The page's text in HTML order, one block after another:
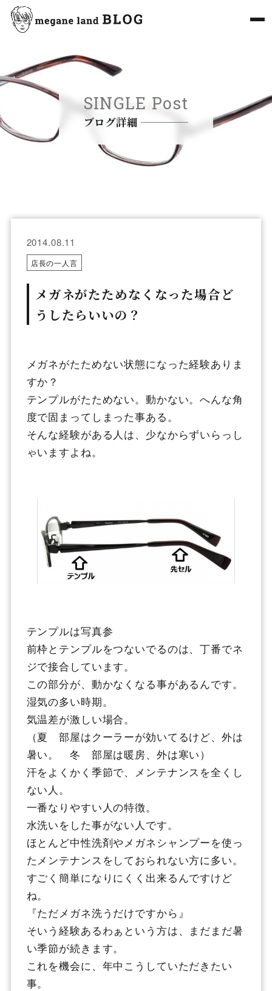
SINGLE Post
ブログ詳細
2014.08.11
店長の一人言
メガネがたためなくなった場合ど
うしたらいいの？
メガネがたためない状態になった経験ありま
すか？
テンプルがたためない。動かない。へんな角
度で固まってしまった事ある。
そんな経験がある人は、少なからずいらっし
ゃいますよね。
テンプルは写真参
前枠とテンプルをつないでるのは、丁番でネ
ジで接合しています。
この部分が、動かなくなる事があるんです。
湿気の多い時期。
気温差が激しい場合。
（夏 部屋はクーラーが効いてるけど、外は
暑い。 冬 部屋は暖房、外は寒い）
汗をよくかく季節で、メンテナンスを全くし
ない人。
一番なりやすい人の特徴。
水洗いをした事がない人です。
ほとんど中性洗剤やメガネシャンプーを使っ
たメンテナンスをしておられない方に多い。
すごく簡単になりにくく出来るんですけど
ね。
『ただメガネ洗うだけですから』
そいう経験あるわぁという方は、まだまだ暑
い季節が続きます。
これを機会に、年中こうしていただきたい
事。